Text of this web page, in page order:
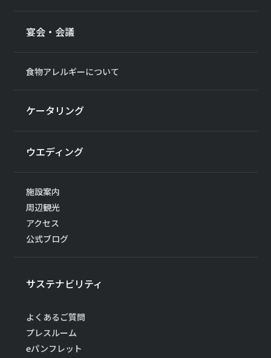
宴会・会議
食物アレルギーについて
ケータリング
ウエディング
施設案内
周辺観光
アクセス
公式ブログ
サステナビリティ
よくあるご質問
プレスルーム
eパンフレット